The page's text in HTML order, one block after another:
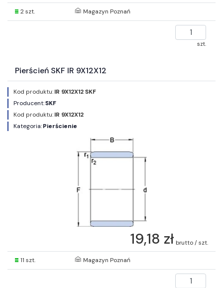
2 szt. Magazyn Poznań
szt.
Pierścień SKF IR 9X12X12
Kod produktu:IR 9X12X12 SKF
Producent:SKF
Kod produktu:IR 9X12X12
Kategoria:Pierścienie
19,18 zł brutto / szt.
11 szt. Magazyn Poznań